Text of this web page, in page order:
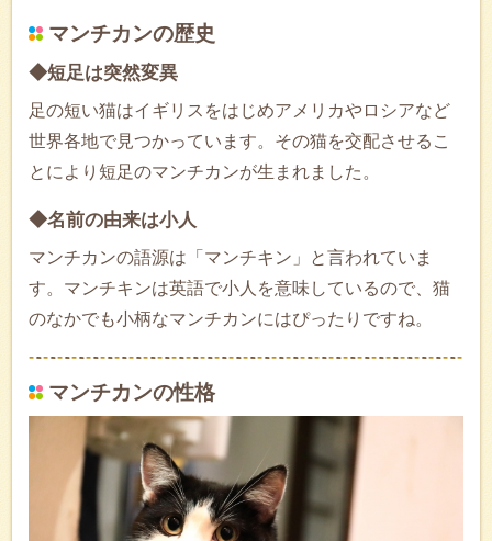
マンチカンの歴史
◆短足は突然変異
足の短い猫はイギリスをはじめアメリカやロシアなど
世界各地で見つかっています。その猫を交配させるこ
とにより短足のマンチカンが生まれました。
◆名前の由来は小人
マンチカンの語源は「マンチキン」と言われていま
す。マンチキンは英語で小人を意味しているので、猫
のなかでも小柄なマンチカンにはぴったりですね。
マンチカンの性格